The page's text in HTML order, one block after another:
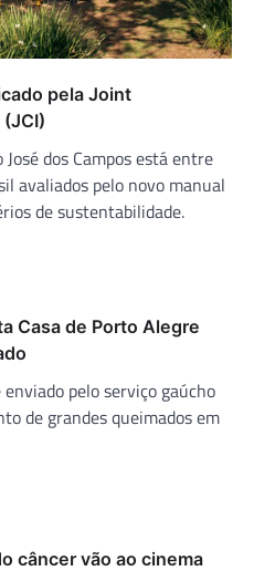
pela Joint
José dos Campos está entre
avaliados pelo novo manual
de sustentabilidade.
Casa de Porto Alegre
pelo serviço gaúcho
de grandes queimados em
câncer vão ao cinema